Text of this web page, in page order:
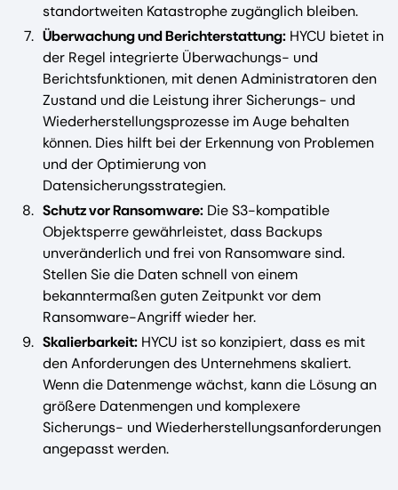
standortweiten Katastrophe zugänglich bleiben.
Überwachung und Berichterstattung: HYCU bietet in
der Regel integrierte Überwachungs- und
Berichtsfunktionen, mit denen Administratoren den
Zustand und die Leistung ihrer Sicherungs- und
Wiederherstellungsprozesse im Auge behalten
können. Dies hilft bei der Erkennung von Problemen
und der Optimierung von
Datensicherungsstrategien.
Schutz vor Ransomware: Die S3-kompatible
Objektsperre gewährleistet, dass Backups
unveränderlich und frei von Ransomware sind.
Stellen Sie die Daten schnell von einem
bekanntermaßen guten Zeitpunkt vor dem
Ransomware-Angriff wieder her.
Skalierbarkeit: HYCU ist so konzipiert, dass es mit
den Anforderungen des Unternehmens skaliert.
Wenn die Datenmenge wächst, kann die Lösung an
größere Datenmengen und komplexere
Sicherungs- und Wiederherstellungsanforderungen
angepasst werden.